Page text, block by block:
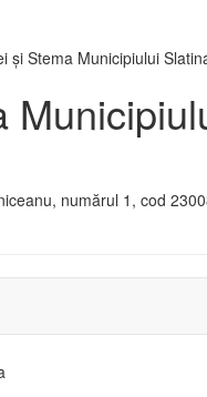
numărul 1, cod